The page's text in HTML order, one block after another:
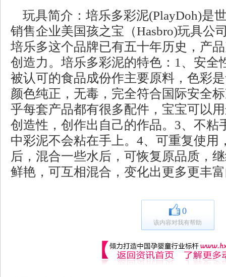
玩具简介：培乐多彩泥(PlayDoh)是
销售企业美国孩之宝（Hasbro)玩具公
培乐多这个品牌已有五十年历史，产
创造力。培乐多彩泥的特色：1、安全
被认可的食品成份作主要原料，色彩
颜色纯正，无毒，完全符合国际安全
乎每套产品都有很多配件，宝宝可以
创造性，创作出自己的作品。3、不粘
中彩泥不会粘在手上。4、可重复使用
后，混合一些水后，可恢复原品质，
鲜艳，可互相混合，变化出更多更丰
0
该内容对我有帮助